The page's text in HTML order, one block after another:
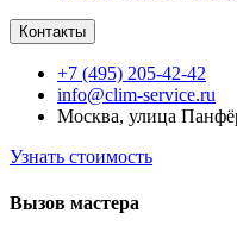
Контакты
+7 (495) 205-42-42
info@clim-service.ru
Москва, улица
Узнать стоимость
Вызов мастера